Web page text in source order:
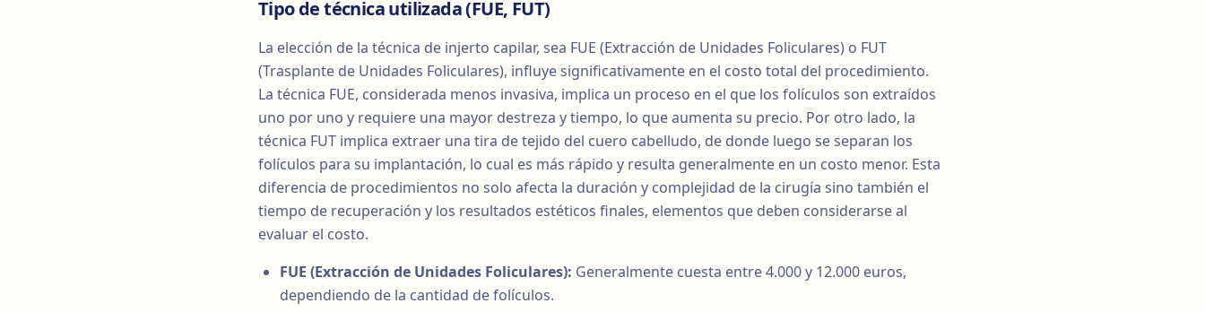
Tipo de técnica utilizada (FUE, FUT)
La elección de la técnica de injerto capilar, sea FUE (Extracción de Unidades Foliculares) o FUT
(Trasplante de Unidades Foliculares), influye significativamente en el costo total del procedimiento.
La técnica FUE, considerada menos invasiva, implica un proceso en el que los folículos son extraídos
uno por uno y requiere una mayor destreza y tiempo, lo que aumenta su precio. Por otro lado, la
técnica FUT implica extraer una tira de tejido del cuero cabelludo, de donde luego se separan los
folículos para su implantación, lo cual es más rápido y resulta generalmente en un costo menor. Esta
diferencia de procedimientos no solo afecta la duración y complejidad de la cirugía sino también el
tiempo de recuperación y los resultados estéticos finales, elementos que deben considerarse al
evaluar el costo.
FUE (Extracción de Unidades Foliculares): Generalmente cuesta entre 4.000 y 12.000 euros,
dependiendo de la cantidad de folículos.